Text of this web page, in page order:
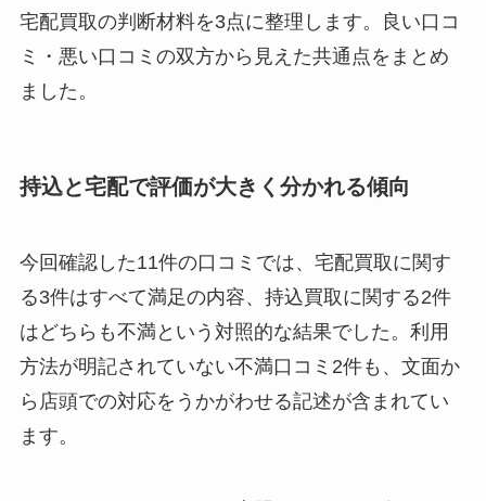
宅配買取の判断材料を3点に整理します。良い口コ
ミ・悪い口コミの双方から見えた共通点をまとめ
ました。
持込と宅配で評価が大きく分かれる傾向
今回確認した11件の口コミでは、宅配買取に関す
る3件はすべて満足の内容、持込買取に関する2件
はどちらも不満という対照的な結果でした。利用
方法が明記されていない不満口コミ2件も、文面か
ら店頭での対応をうかがわせる記述が含まれてい
ます。